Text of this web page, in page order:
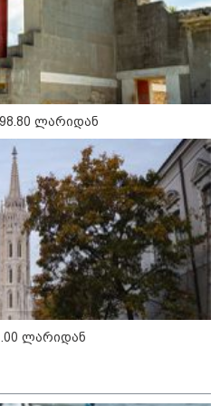
გამორიყა, ადგილზე
პოლიცია და
- რას წერს და რა
აქვეყნებს თათია
/ 08-08-2026
მე ერთი წინადადება
ვთქვა, ის გახდის ნათელს,
თუ რატომ იყო ნია იმნაძე
წამქეზებელი, ნია იმნაძისგან
გამოსული ინფორმაციაა ეს...
მას მაქსიმალური სასჯელი
" - ეკა კუპატაძე
/ 08-08-2026
ბრუკლინელმა ქალმა ძვირფასი
ოჯახის რელიკვია,
ნაგავში გადააგდო
9 ტონა ნაგავში
ლარიდან
ლარიდან